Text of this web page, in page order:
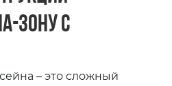
зону с
– это сложный